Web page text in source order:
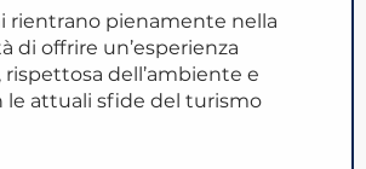
rientrano pienamente nella
di offrire un’esperienza
rispettosa dell’ambiente e
le attuali sfide del turismo